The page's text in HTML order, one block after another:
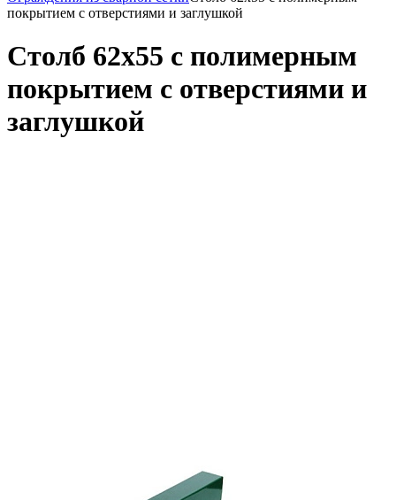
покрытием с отверстиями и заглушкой
Столб 62х55 с полимерным
покрытием с отверстиями и
заглушкой